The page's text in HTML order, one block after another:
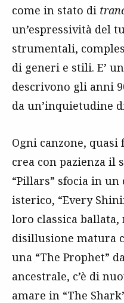
come in stato di
un’espressività del
strumentali,
di generi e stili. E’
descrivono gli anni
da un’inquietudine
Ogni canzone, quasi
crea con pazienza il
“Pillars” sfocia in
isterico, “Every
loro classica ballata,
disillusione matura
una “The Prophet”
ancestrale, c’è di
amare in “The